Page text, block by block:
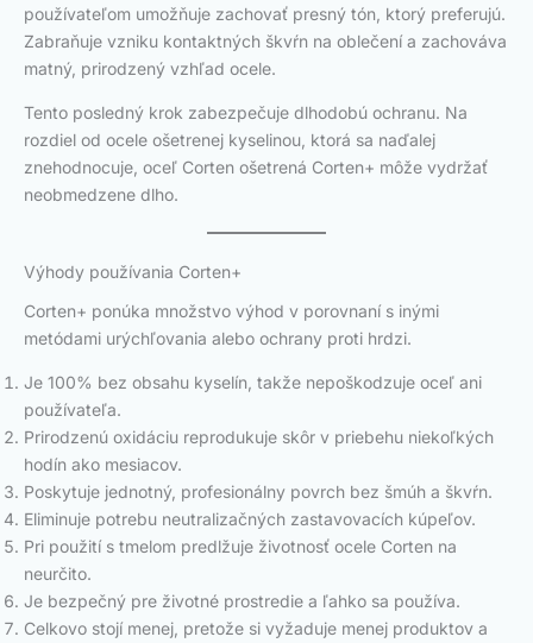
používateľom umožňuje zachovať presný tón, ktorý preferujú.
Zabraňuje vzniku kontaktných škvŕn na oblečení a zachováva
matný, prirodzený vzhľad ocele.
Tento posledný krok zabezpečuje dlhodobú ochranu. Na
rozdiel od ocele ošetrenej kyselinou, ktorá sa naďalej
znehodnocuje, oceľ Corten ošetrená Corten+ môže vydržať
neobmedzene dlho.
Výhody používania Corten+
Corten+ ponúka množstvo výhod v porovnaní s inými
metódami urýchľovania alebo ochrany proti hrdzi.
Je 100% bez obsahu kyselín, takže nepoškodzuje oceľ ani
používateľa.
Prirodzenú oxidáciu reprodukuje skôr v priebehu niekoľkých
hodín ako mesiacov.
Poskytuje jednotný, profesionálny povrch bez šmúh a škvŕn.
Eliminuje potrebu neutralizačných zastavovacích kúpeľov.
Pri použití s tmelom predlžuje životnosť ocele Corten na
neurčito.
Je bezpečný pre životné prostredie a ľahko sa používa.
Celkovo stojí menej, pretože si vyžaduje menej produktov a